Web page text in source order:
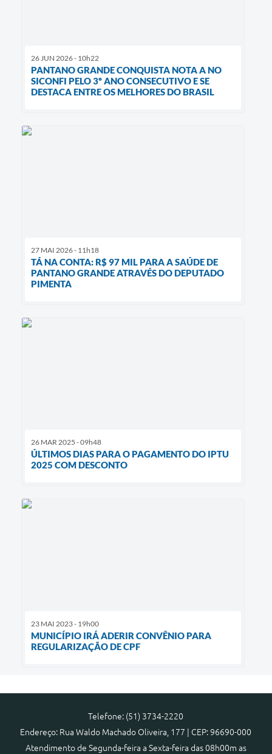
26 JUN 2026 - 10h22
PANTANO GRANDE CONQUISTA NOTA A NO
SICONFI PELO 3º ANO CONSECUTIVO E SE
DESTACA ENTRE OS MELHORES DO BRASIL
27 MAI 2026 - 11h18
TÁ NA CONTA: R$ 97 MIL PARA A SAÚDE DE
PANTANO GRANDE ATRAVÉS DO DEPUTADO
PIMENTA
26 MAR 2025 - 09h48
ÚLTIMOS DIAS PARA O PAGAMENTO DO IPTU
2025 COM DESCONTO
23 MAI 2023 - 19h00
MUNICÍPIO IRÁ ADERIR CONVÊNIO PARA
REGULARIZAÇÃO DE CPF
Telefone: (51) 3734-2220
Endereço: Rua Waldo Machado Oliveira, 177 | CEP: 96690-000
Atendimento de Segunda-feira a Sexta-feira das 08h00m as